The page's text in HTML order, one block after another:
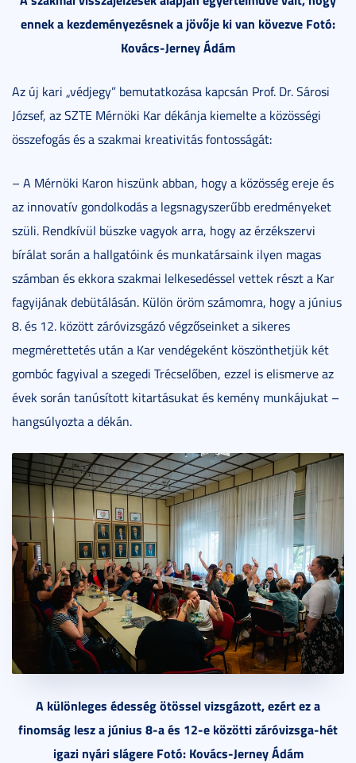
ennek a kezdeményezésnek a jövője ki van kövezve Fotó:
Kovács-Jerney Ádám
Az új kari „védjegy” bemutatkozása kapcsán Prof. Dr. Sárosi
József, az SZTE Mérnöki Kar dékánja kiemelte a közösségi
összefogás és a szakmai kreativitás fontosságát:
– A Mérnöki Karon hiszünk abban, hogy a közösség ereje és
az innovatív gondolkodás a legsnagyszerűbb eredményeket
szüli. Rendkívül büszke vagyok arra, hogy az érzékszervi
bírálat során a hallgatóink és munkatársaink ilyen magas
számban és ekkora szakmai lelkesedéssel vettek részt a Kar
fagyijának debütálásán. Külön öröm számomra, hogy a június
8. és 12. között záróvizsgázó végzőseinket a sikeres
megmérettetés után a Kar vendégeként köszönthetjük két
gombóc fagyival a szegedi Trécselőben, ezzel is elismerve az
évek során tanúsított kitartásukat és kemény munkájukat –
hangsúlyozta a dékán.
A különleges édesség ötössel vizsgázott, ezért ez a
finomság lesz a június 8-a és 12-e közötti záróvizsga-hét
igazi nyári slágere Fotó: Kovács-Jerney Ádám